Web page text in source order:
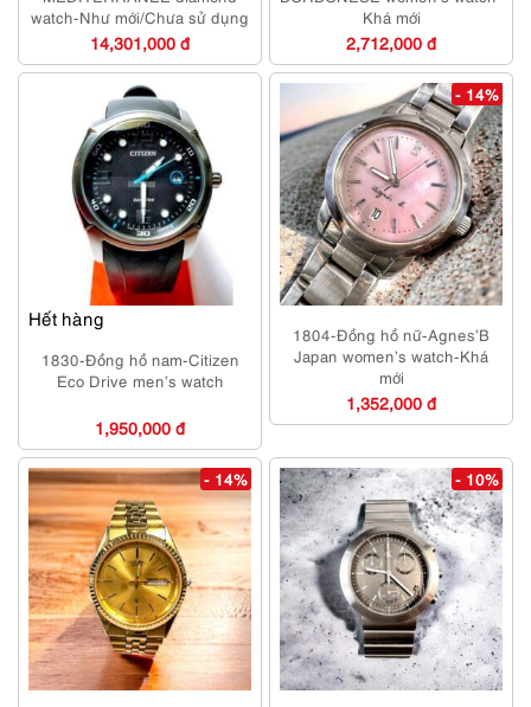
watch-Như mới/Chưa sử dụng
14,301,000 đ
Khá mới
2,712,000 đ
Hết hàng
1830-Đồng hồ nam-Citizen
Eco Drive men’s watch
1,950,000 đ
- 14%
1804-Đồng hồ nữ-Agnes’B
Japan women’s watch-Khá
mới
1,352,000 đ
- 14% - 10%